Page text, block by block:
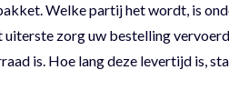
Welke partij het wordt, is
zorg uw bestelling
is. Hoe lang deze levertijd is,